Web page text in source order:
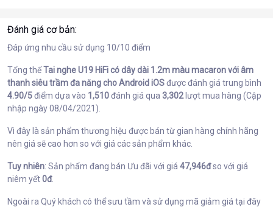
Đánh giá cơ bản:
Đáp ứng nhu cầu sử dụng 10/10 điểm
Tổng thểTai nghe U19 HiFi có dây dài 1.2m màu macaron với âm
thanh siêu trầm đa năng cho Android iOSđược đánh giá trung bình
4.90/5điểm dựa vào 1,510đánh giá qua 3,302lượt mua hàng (Cập
nhập ngày 08/04/2021).
Vì đây là sản phẩm thương hiệu được bán từ gian hàng chính hãng
nên giá sẽ cao hơn so với giá các sản phẩm khác.
Tuy nhiên: Sản phẩm đang bán Ưu đãi với giá 47,946đso với giá
niêm yết0đ.
Ngoài ra Quý khách có thể sưu tầm và sử dụng mã giảm giá tại đây